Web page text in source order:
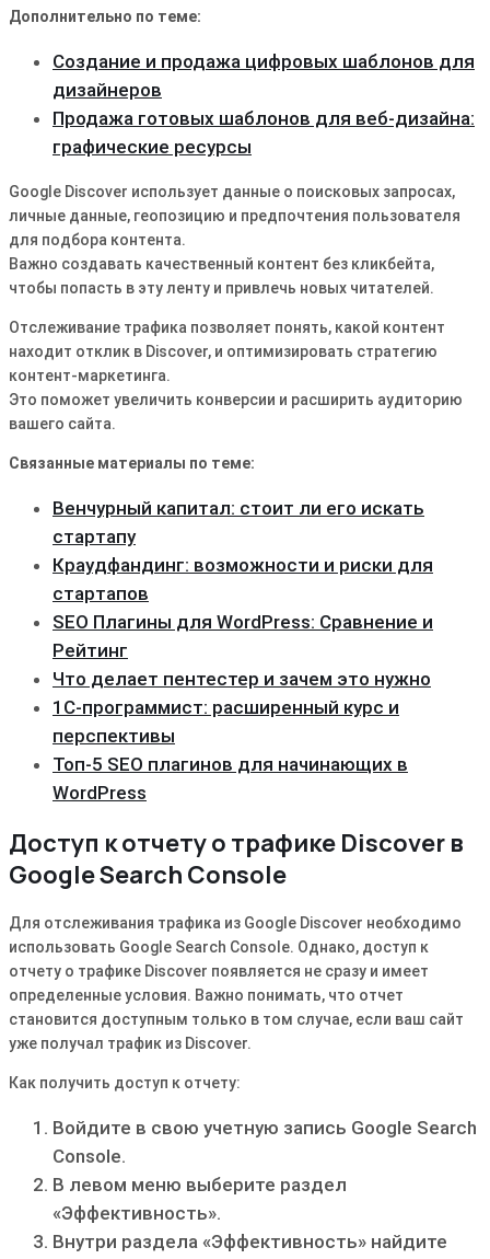
Дополнительно по теме:
Создание и продажа цифровых шаблонов для
дизайнеров
Продажа готовых шаблонов для веб-дизайна:
графические ресурсы
Google Discover использует данные о поисковых запросах,
личные данные, геопозицию и предпочтения пользователя
для подбора контента.
Важно создавать качественный контент без кликбейта,
чтобы попасть в эту ленту и привлечь новых читателей.
Отслеживание трафика позволяет понять, какой контент
находит отклик в Discover, и оптимизировать стратегию
контент-маркетинга.
Это поможет увеличить конверсии и расширить аудиторию
вашего сайта.
Связанные материалы по теме:
Венчурный капитал: стоит ли его искать
стартапу
Краудфандинг: возможности и риски для
стартапов
SEO Плагины для WordPress: Сравнение и
Рейтинг
Что делает пентестер и зачем это нужно
1С-программист: расширенный курс и
перспективы
Топ-5 SEO плагинов для начинающих в
WordPress
Доступ к отчету о трафике Discover в
Google Search Console
Для отслеживания трафика из Google Discover необходимо
использовать Google Search Console. Однако, доступ к
отчету о трафике Discover появляется не сразу и имеет
определенные условия. Важно понимать, что отчет
становится доступным только в том случае, если ваш сайт
уже получал трафик из Discover.
Как получить доступ к отчету:
Войдите в свою учетную запись Google Search
Console.
В левом меню выберите раздел
«Эффективность».
Внутри раздела «Эффективность» найдите